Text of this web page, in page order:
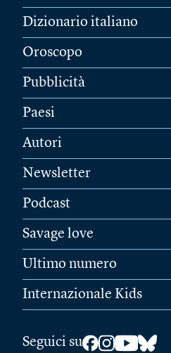
Dizionario italiano
Oroscopo
Pubblicità
Paesi
Autori
Newsletter
Podcast
Savage love
Ultimo numero
Internazionale Kids
Seguici su